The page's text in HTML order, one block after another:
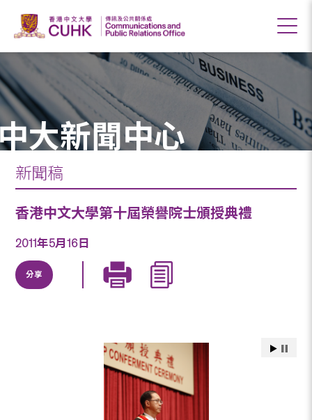
大新聞中心
新聞稿
香港中文大學第十屆榮譽院士頒授典禮
2011年5月16日
分享